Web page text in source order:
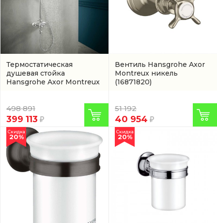
Термостатическая
душевая стойка
Hansgrohe Axor Montreux
498 891
399 113
Вентиль Hansgrohe Axor
Montreux никель
(16871820)
51 192
40 954
Скидка
20%
Скидка
20%